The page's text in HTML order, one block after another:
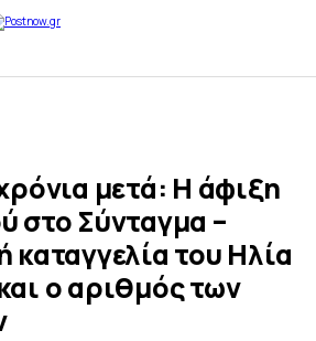
μετά: Η άφιξη
στο Σύνταγμα –
καταγγελία του Ηλία
ο αριθμός των